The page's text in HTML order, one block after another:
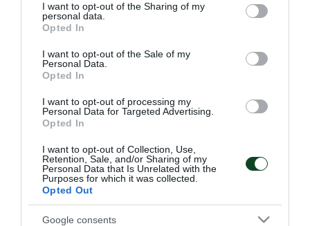
not limited to your visit or usage behaviour. You may click to
grant or deny consent to Google and its third-party tags to
use your data for below specified purposes in below Google
consent section.
I want to opt-out of the Sharing of my
personal data.
Opted In
I want to opt-out of the Sale of my
Personal Data.
Opted In
I want to opt-out of processing my
Personal Data for Targeted Advertising.
Opted In
I want to opt-out of Collection, Use,
Retention, Sale, and/or Sharing of my
Personal Data that Is Unrelated with the
Purposes for which it was collected.
Opted Out
Google consents
τούτου η διαδικασία ολοκληρώθηκε.
ΠΑΕ
Οδηγίες προς τους
φιλάθλους για την
αποψινή προσέλευση
παρουσιάζει το νέο
υπερσύγχρονο πούλμαν